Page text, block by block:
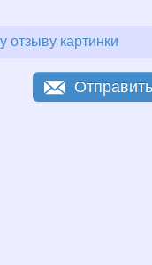
отзыву картинки
Отправить